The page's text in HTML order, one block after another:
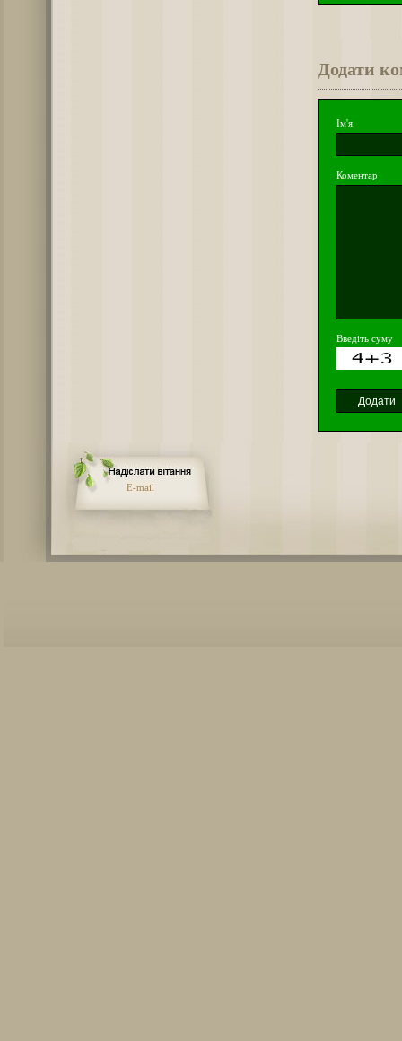
Додати
Ім'я
Коментар
Введіть суму
E-mail